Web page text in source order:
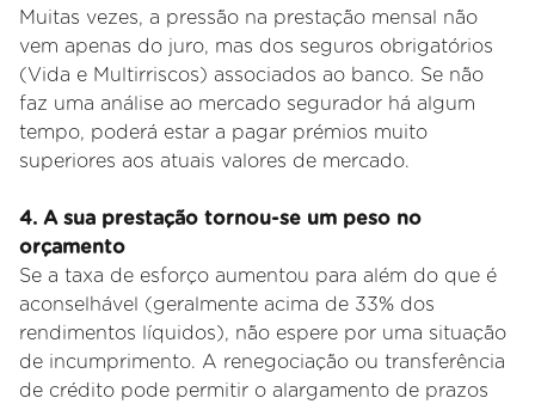
Muitas vezes, a pressão na prestação mensal não
vem apenas do juro, mas dos seguros obrigatórios
(Vida e Multirriscos) associados ao banco. Se não
faz uma análise ao mercado segurador há algum
tempo, poderá estar a pagar prémios muito
superiores aos atuais valores de mercado.
4. A sua prestação tornou-se um peso no
orçamento
Se a taxa de esforço aumentou para além do que é
aconselhável (geralmente acima de 33% dos
rendimentos líquidos), não espere por uma situação
de incumprimento. A renegociação ou transferência
de crédito pode permitir o alargamento de prazos